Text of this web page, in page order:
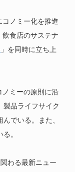
ノミー化を推進
飲食店のサステナ
」を同時に立ち上
ミーの原則に沿
製品ライフサイク
でいる。また、
。
わる最新ニュー